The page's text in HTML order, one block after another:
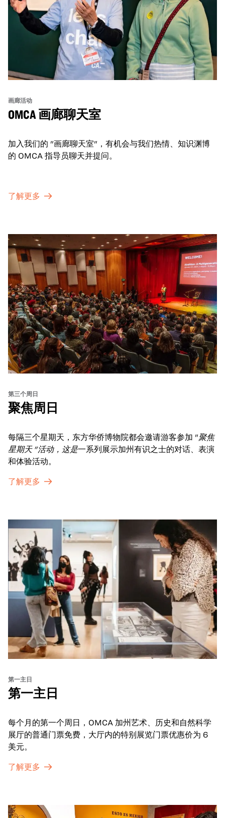
画廊活动
OMCA 画廊聊天室
加入我们的 "画廊聊天室"，有机会与我们热情、知识渊博
的 OMCA 指导员聊天并提问。
了解更多
第三个周日
聚焦周日
每隔三个星期天，东方华侨博物院都会邀请游客参加 "聚焦
星期天 "活动，这是一系列展示加州有识之士的对话、表演
和体验活动。
了解更多
第一主日
第一主日
每个月的第一个周日，OMCA 加州艺术、历史和自然科学
展厅的普通门票免费，大厅内的特别展览门票优惠价为 6
美元。
了解更多